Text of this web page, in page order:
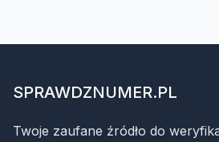
SPRAWDZNUMER.PL
Twoje zaufane źródło do